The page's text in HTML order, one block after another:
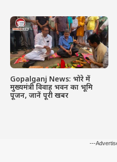
Gopalganj News: भोरे में
मुख्यमंत्री विवाह भवन का भूमि
पूजन, जानें पूरी खबर
---